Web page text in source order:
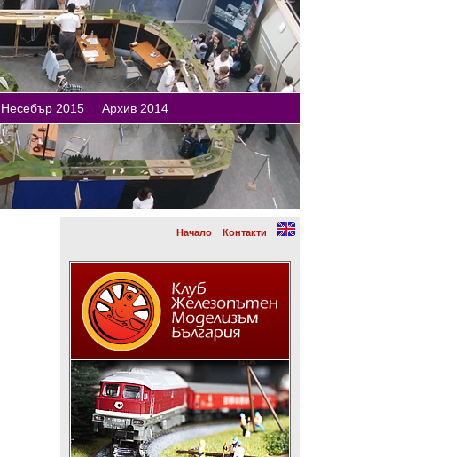
Несебър 2015 Архив 2014
Начало Контакти